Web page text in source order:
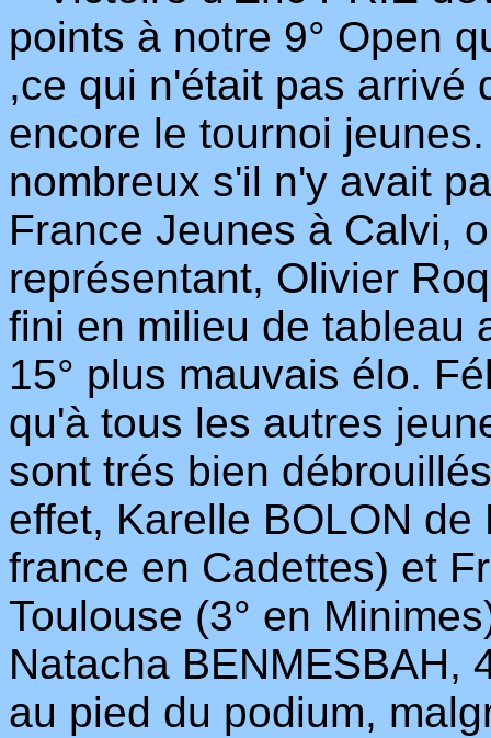
points à notre 9° Open
,ce qui n'était pas arrivé
encore le tournoi
nombreux s'il n'y avait
France Jeunes à Calvi,
représentant, Olivier
fini en milieu de tableau
15° plus mauvais élo.
qu'à tous les autres
sont trés bien
effet, Karelle BOLON
france en Cadettes) et
Toulouse (3° en
Natacha BENMESBAH,
au pied du podium,